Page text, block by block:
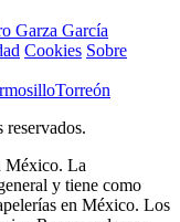
Garza García
Cookies Sobre
Torreón
México. La
y tiene como
en México. Los